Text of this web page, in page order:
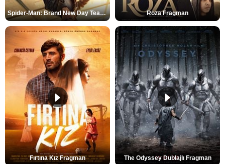
Spider-Man: Brand New Day Teaser Roza Fragman
Fırtına Kız Fragman The Odyssey Dublajlı Fragman